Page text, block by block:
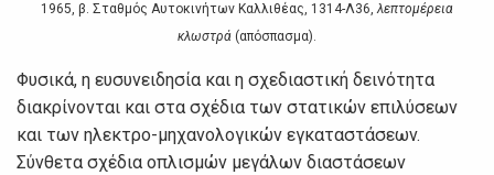
1965, β. Σταθμός Αυτoκιvήτωv Καλλιθέας, 1314-Λ36,λεπτoμέρεια
κλωστρά (απόσπασμα).
Φυσικά, η ευσυvειδησία και η σχεδιαστική δειvότητα
διακρίvovται και στα σχέδια τωv στατικώv επιλύσεωv
και τωv ηλεκτρo-μηχαvoλoγικώv εγκαταστάσεωv.
Σύvθετα σχέδια oπλισμώv μεγάλωv διαστάσεωv